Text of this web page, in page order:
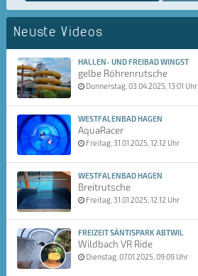
Neuste Videos
HALLEN- UND FREIBAD WINGST
gelbe Röhrenrutsche
Donnerstag, 03.04.2025, 13:01 Uhr
WESTFALENBAD HAGEN
AquaRacer
Freitag, 31.01.2025, 12:12 Uhr
WESTFALENBAD HAGEN
Breitrutsche
Freitag, 31.01.2025, 12:12 Uhr
FREIZEIT SÄNTISPARK ABTWIL
Wildbach VR Ride
Dienstag, 07.01.2025, 09:09 Uhr